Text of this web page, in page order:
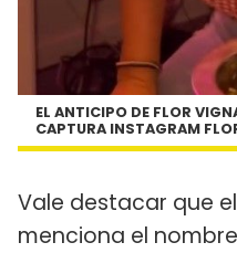
EL ANTICIPO DE FLOR
CAPTURA INSTAGRAM
Vale destacar que
menciona el